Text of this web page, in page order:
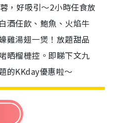
，好吸引～2小時任食放
酒任飲、鮑魚、火焰牛
雞湯翅一煲！放題甜品
晒榴槤控。即睇下文九
的KKday優惠啦～